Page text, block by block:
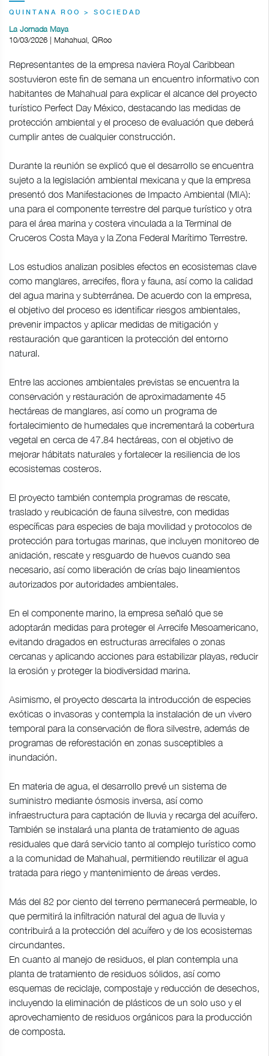
QUINTANA ROO > SOCIEDAD
La Jornada Maya
10/03/2026 | Mahahual, QRoo
Representantes de la empresa naviera Royal Caribbean
sostuvieron este fin de semana un encuentro informativo con
habitantes de Mahahual para explicar el alcance del proyecto
turístico Perfect Day México, destacando las medidas de
protección ambiental y el proceso de evaluación que deberá
cumplir antes de cualquier construcción.
Durante la reunión se explicó que el desarrollo se encuentra
sujeto a la legislación ambiental mexicana y que la empresa
presentó dos Manifestaciones de Impacto Ambiental (MIA):
una para el componente terrestre del parque turístico y otra
para el área marina y costera vinculada a la Terminal de
Cruceros Costa Maya y la Zona Federal Marítimo Terrestre.
Los estudios analizan posibles efectos en ecosistemas clave
como manglares, arrecifes, flora y fauna, así como la calidad
del agua marina y subterránea. De acuerdo con la empresa,
el objetivo del proceso es identificar riesgos ambientales,
prevenir impactos y aplicar medidas de mitigación y
restauración que garanticen la protección del entorno
natural.
Entre las acciones ambientales previstas se encuentra la
conservación y restauración de aproximadamente 45
hectáreas de manglares, así como un programa de
fortalecimiento de humedales que incrementará la cobertura
vegetal en cerca de 47.84 hectáreas, con el objetivo de
mejorar hábitats naturales y fortalecer la resiliencia de los
ecosistemas costeros.
El proyecto también contempla programas de rescate,
traslado y reubicación de fauna silvestre, con medidas
específicas para especies de baja movilidad y protocolos de
protección para tortugas marinas, que incluyen monitoreo de
anidación, rescate y resguardo de huevos cuando sea
necesario, así como liberación de crías bajo lineamientos
autorizados por autoridades ambientales.
En el componente marino, la empresa señaló que se
adoptarán medidas para proteger el Arrecife Mesoamericano,
evitando dragados en estructuras arrecifales o zonas
cercanas y aplicando acciones para estabilizar playas, reducir
la erosión y proteger la biodiversidad marina.
Asimismo, el proyecto descarta la introducción de especies
exóticas o invasoras y contempla la instalación de un vivero
temporal para la conservación de flora silvestre, además de
programas de reforestación en zonas susceptibles a
inundación.
En materia de agua, el desarrollo prevé un sistema de
suministro mediante ósmosis inversa, así como
infraestructura para captación de lluvia y recarga del acuífero.
También se instalará una planta de tratamiento de aguas
residuales que dará servicio tanto al complejo turístico como
a la comunidad de Mahahual, permitiendo reutilizar el agua
tratada para riego y mantenimiento de áreas verdes.
Más del 82 por ciento del terreno permanecerá permeable, lo
que permitirá la infiltración natural del agua de lluvia y
contribuirá a la protección del acuífero y de los ecosistemas
circundantes.
En cuanto al manejo de residuos, el plan contempla una
planta de tratamiento de residuos sólidos, así como
esquemas de reciclaje, compostaje y reducción de desechos,
incluyendo la eliminación de plásticos de un solo uso y el
aprovechamiento de residuos orgánicos para la producción
de composta.